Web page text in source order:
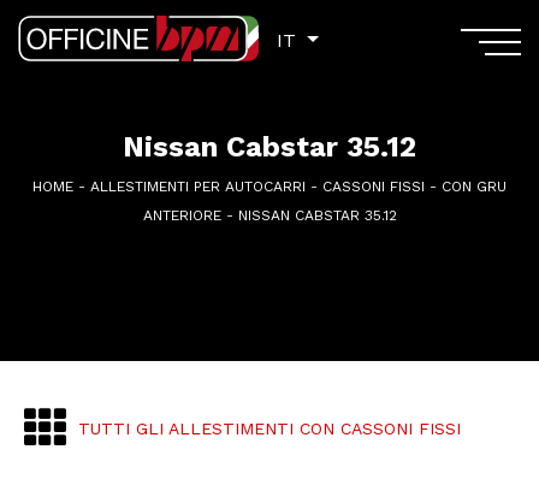
IT
Nissan Cabstar 35.12
HOME - ALLESTIMENTI PER AUTOCARRI - CASSONI FISSI - CON GRU
ANTERIORE- NISSAN CABSTAR 35.12
TUTTI GLI ALLESTIMENTI CON CASSONI FISSI